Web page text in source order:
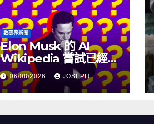
數碼界新聞
Elon Musk 的 AI
Wikipedia 嘗試已經幾
個月沒有更新了
06/08/2026 JOSEPH